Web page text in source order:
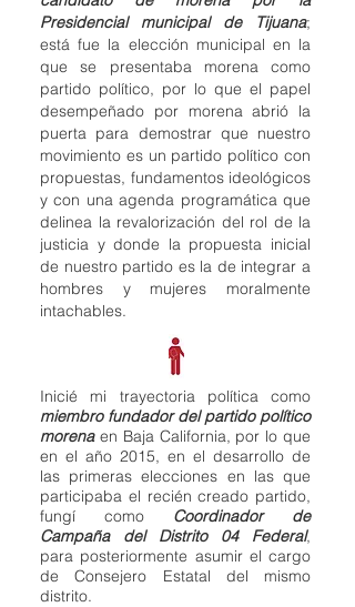
Presidencial municipal de Tijuana;
está fue la elección municipal en la
que se presentaba morena como
partido político, por lo que el papel
desempeñado por morena abrió la
puerta para demostrar que nuestro
movimiento es un partido político con
propuestas, fundamentos ideológicos
y con una agenda programática que
delinea la revalorización del rol de la
justicia y donde la propuesta inicial
de nuestro partido es la de integrar a
hombres y mujeres moralmente
intachables.
Inicié mi trayectoria política como
miembro fundador del partido político
morena en Baja California, por lo que
en el año 2015, en el desarrollo de
las primeras elecciones en las que
participaba el recién creado partido,
fungí como Coordinador de
Campaña del Distrito 04 Federal,
para posteriormente asumir el cargo
de Consejero Estatal del mismo
distrito.